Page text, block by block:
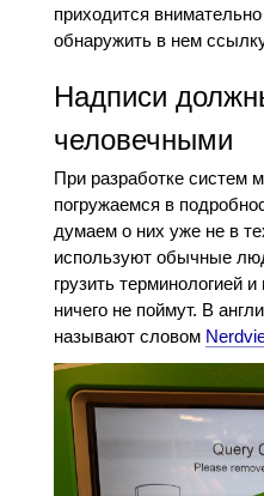
приходится
обнаружить в нем
Надписи
человечными
При разработке систем
погружаемся в
думаем о них уже не в
используют обычные
грузить терминологией
ничего не поймут. В
называют словом